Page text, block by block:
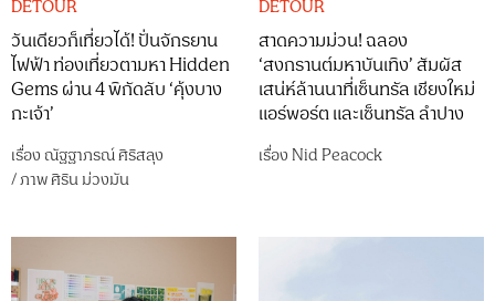
DETOUR
วันเดียวก็เที่ยวได้! ปั่นจักรยาน
ไฟฟ้า ท่องเที่ยวตามหา Hidden
Gems ผ่าน 4 พิกัดลับ ‘คุ้งบาง
กะเจ้า’
เรื่องณัฐฐาภรณ์ ศิริสลุง
/ภาพศิริน ม่วงมัน
DETOUR
สาดความม่วน! ฉลอง
‘สงกรานต์มหาบันเทิง’ สัมผัส
เสน่ห์ล้านนาที่เซ็นทรัล เชียงใหม่
แอร์พอร์ต และเซ็นทรัล ลำปาง
เรื่อง Nid Peacock